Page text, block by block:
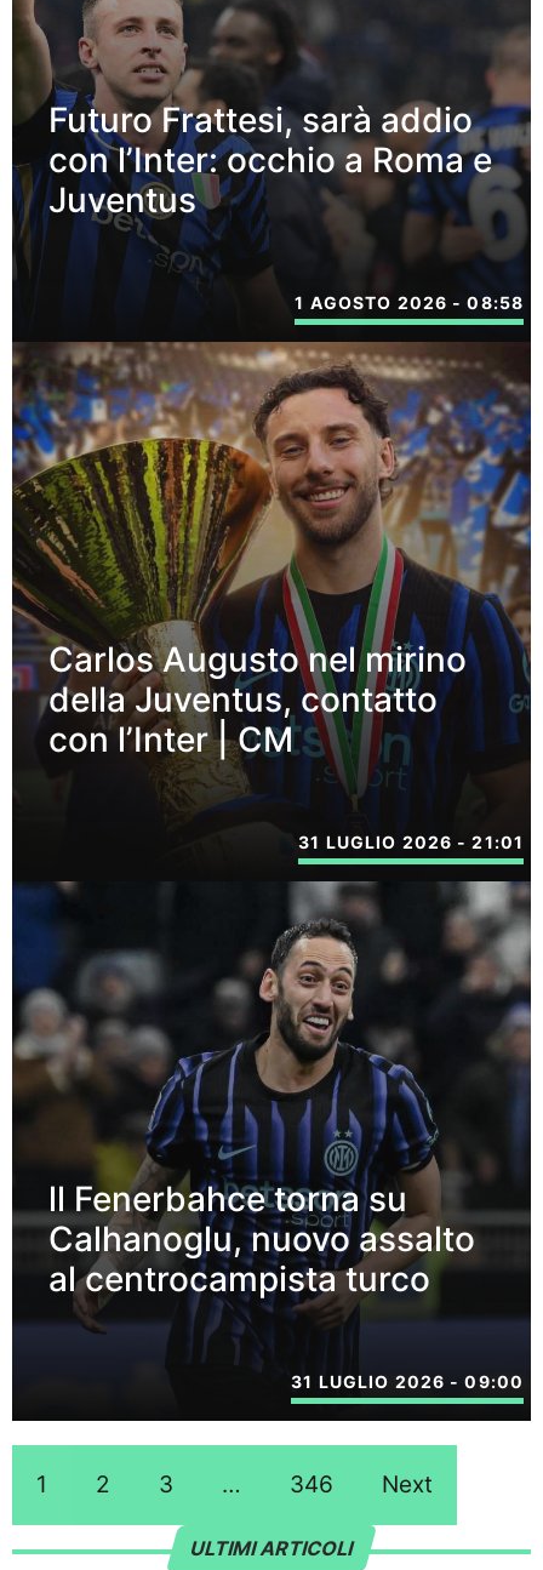
Futuro Frattesi, sarà addio
con l’Inter: occhio a Roma e
Juventus
1 AGOSTO 2026 - 08:58
Carlos Augusto nel mirino
della Juventus, contatto
con l’Inter | CM
31 LUGLIO 2026 - 21:01
ll Fenerbahce torna su
Calhanoglu, nuovo assalto
al centrocampista turco
31 LUGLIO 2026 - 09:00
1 2 3 … 346 Next
ULTIMI ARTICOLI